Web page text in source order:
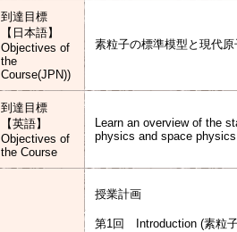
到達目標
【日本語】
Objectives of
the
Course(JPN))
素粒子の標準模型と現代
到達目標
【英語】
Objectives of
the Course
Learn an overview of the
physics and space
授業計画
第1回 Introduction (素粒